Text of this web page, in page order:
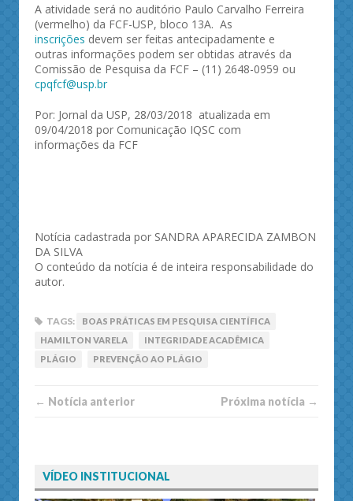
A atividade será no auditório Paulo Carvalho Ferreira
(vermelho) da FCF-USP, bloco 13A. As
inscrições devem ser feitas antecipadamente e
outras informações podem ser obtidas através da
Comissão de Pesquisa da FCF – (11) 2648-0959 ou
cpqfcf@usp.br
Por: Jornal da USP, 28/03/2018 atualizada em
09/04/2018 por Comunicação IQSC com
informações da FCF
Notícia cadastrada por SANDRA APARECIDA ZAMBON
DA SILVA
O conteúdo da notícia é de inteira responsabilidade do
autor.
TAGS:
BOAS PRÁTICAS EM PESQUISA CIENTÍFICA
HAMILTON VARELA
INTEGRIDADE ACADÊMICA
PLÁGIO
PREVENÇÃO AO PLÁGIO
← Notí­cia anterior Próxima notí­­cia →
VÍDEO INSTITUCIONAL